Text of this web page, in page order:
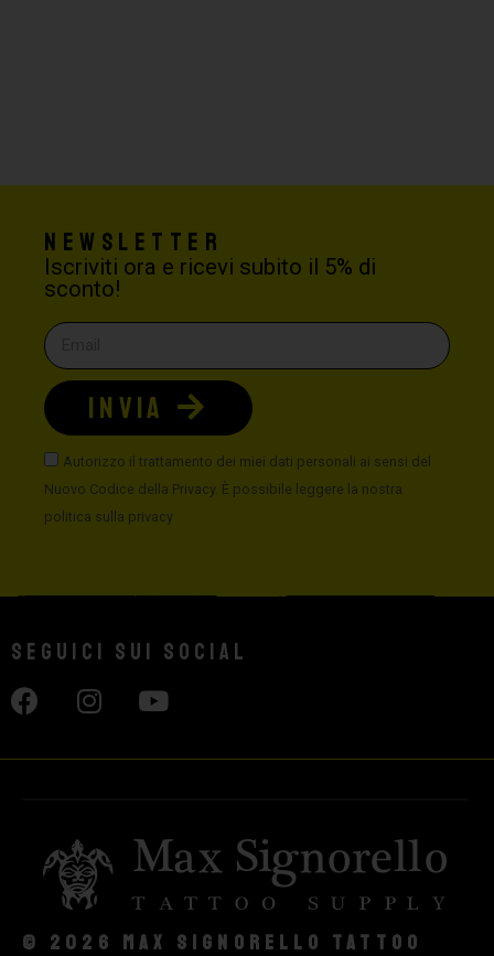
Newsletter
Iscriviti ora e ricevi subito il 5% di
sconto!
Autorizzo il trattamento dei miei dati personali ai sensi del
Nuovo Codice della Privacy. È possibile leggere la nostra
politica sulla privacy
INVIA
Seguici sui social
© 2026 Max Signorello Tattoo